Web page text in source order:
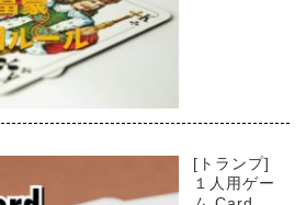
[トランプ]
１人用ゲー